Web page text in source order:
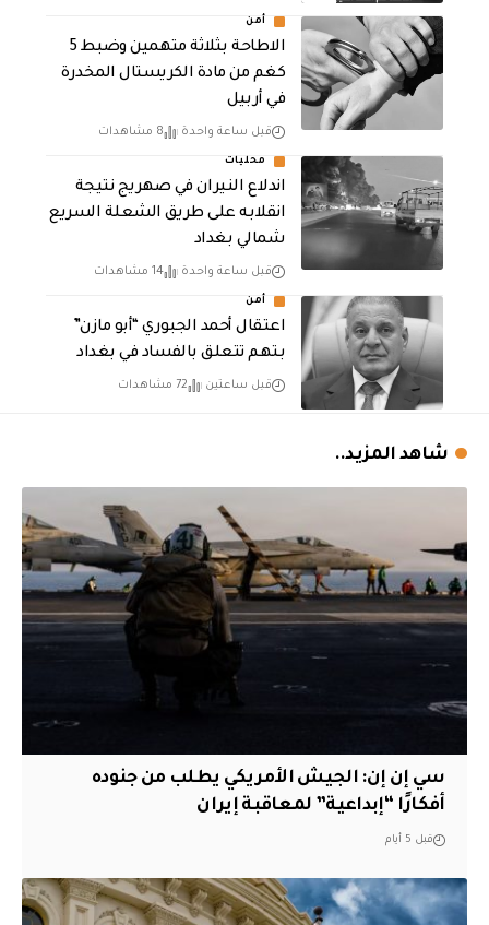
أمن
الاطاحة بثلاثة متهمين وضبط 5
كغم من مادة الكريستال المخدرة ​
في أربيل
قبل ساعة واحدة 8 مشاهدات
محليات
اندلاع النيران في صهريج نتيجة
انقلابه على طريق الشعلة السريع
شمالي بغداد
قبل ساعة واحدة 14 مشاهدات
أمن
اعتقال أحمد الجبوري “أبو مازن”
بتهم تتعلق بالفساد في بغداد
قبل ساعتين 72 مشاهدات
شاهد المزيد..
سي إن إن: الجيش الأمريكي يطلب من جنوده
أفكارًا “إبداعية” لمعاقبة إيران
قبل 5 أيام